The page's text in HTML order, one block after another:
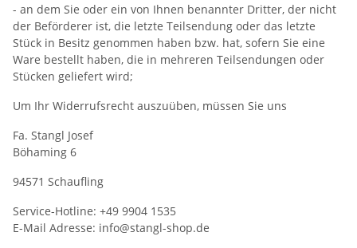
- an dem Sie oder ein von Ihnen benannter Dritter, der nicht
der Beförderer ist, die letzte Teilsendung oder das letzte
Stück in Besitz genommen haben bzw. hat, sofern Sie eine
Ware bestellt haben, die in mehreren Teilsendungen oder
Stücken geliefert wird;
Um Ihr Widerrufsrecht auszuüben, müssen Sie uns
Fa. Stangl Josef
Böhaming 6
94571 Schaufling
Service-Hotline: +49 9904 1535
E-Mail Adresse: info@stangl-shop.de